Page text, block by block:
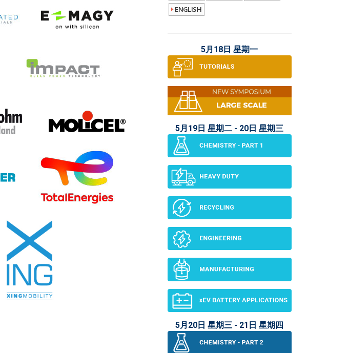
5月18日 星期一
5月19日 星期二 - 20日 星期三
5月20日 星期三 - 21日 星期四